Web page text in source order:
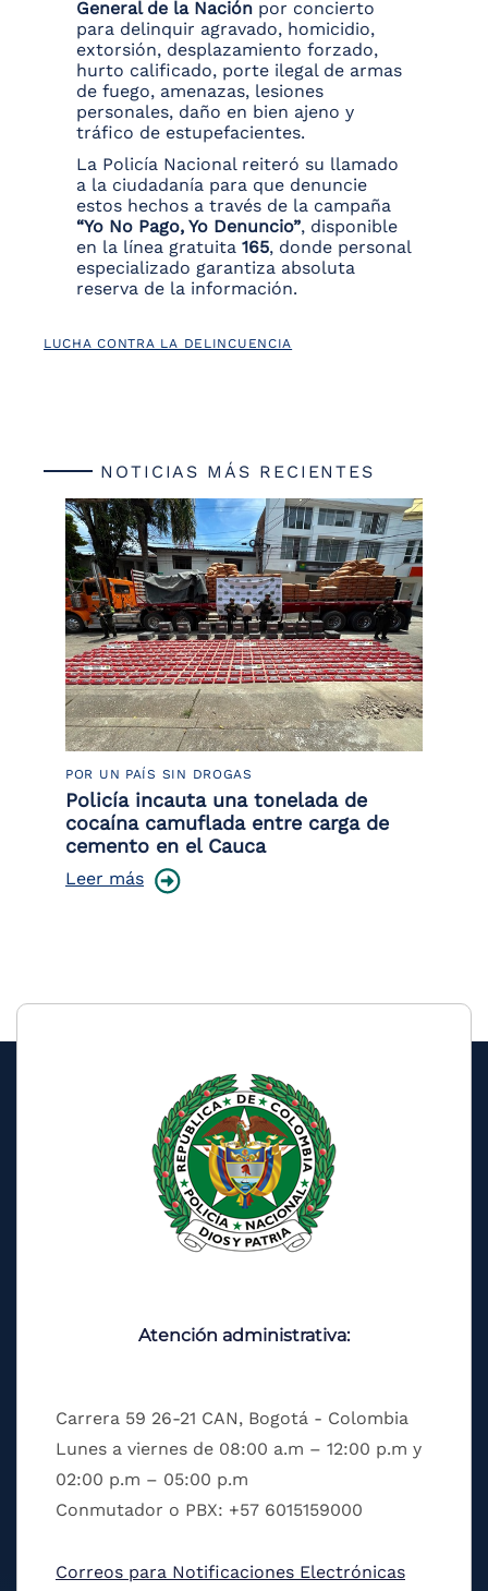
General de la Nación por concierto
para delinquir agravado, homicidio,
extorsión, desplazamiento forzado,
hurto calificado, porte ilegal de armas
de fuego, amenazas, lesiones
personales, daño en bien ajeno y
tráfico de estupefacientes.
La Policía Nacional reiteró su llamado
a la ciudadanía para que denuncie
estos hechos a través de la campaña
“Yo No Pago, Yo Denuncio”, disponible
en la línea gratuita 165, donde personal
especializado garantiza absoluta
reserva de la información.
LUCHA CONTRA LA DELINCUENCIA
NOTICIAS MÁS RECIENTES
POR UN PAÍS SIN DROGAS
Policía incauta una tonelada de
cocaína camuflada entre carga de
cemento en el Cauca
Leer más
Atención administrativa:
Carrera 59 26-21 CAN, Bogotá - Colombia
Lunes a viernes de 08:00 a.m – 12:00 p.m y
02:00 p.m – 05:00 p.m
Conmutador o PBX: +57 6015159000
Correos para Notificaciones Electrónicas